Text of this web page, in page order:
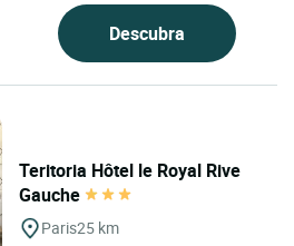
Descubra
Teritoria Hôtel le Royal Rive
Gauche
Paris25 km